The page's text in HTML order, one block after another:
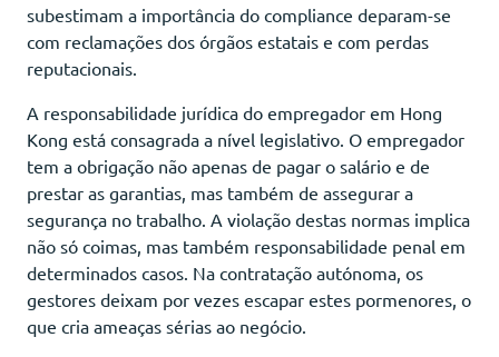
subestimam a importância do compliance deparam-se
com reclamações dos órgãos estatais e com perdas
reputacionais.
A responsabilidade jurídica do empregador em Hong
Kong está consagrada a nível legislativo. O empregador
tem a obrigação não apenas de pagar o salário e de
prestar as garantias, mas também de assegurar a
segurança no trabalho. A violação destas normas implica
não só coimas, mas também responsabilidade penal em
determinados casos. Na contratação autónoma, os
gestores deixam por vezes escapar estes pormenores, o
que cria ameaças sérias ao negócio.